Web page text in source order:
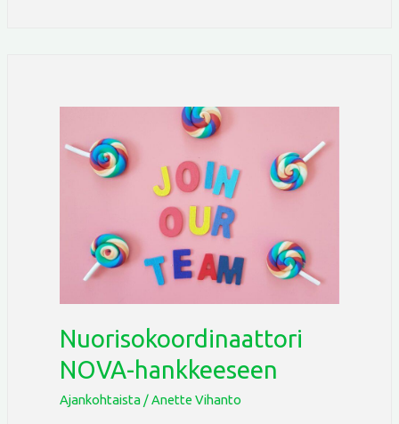
Nuorisokoordinaattori
NOVA-hankkeeseen
Ajankohtaista /Anette Vihanto
Nuorisokoordinaattori
NOVA-
hankkeeseen